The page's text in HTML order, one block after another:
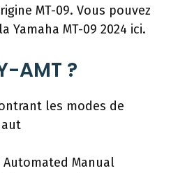
MT-09. Vous pouvez
MT-09 2024 ici.
AMT ?
les modes de
Automated Manual